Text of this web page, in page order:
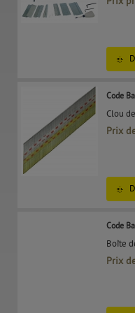
Code
Clou
Prix
Code
Boîte
Prix